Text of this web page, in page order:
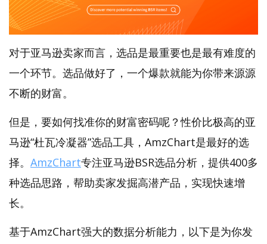
对于亚马逊卖家而言，选品是最重要也是最有难度的
一个环节。选品做好了，一个爆款就能为你带来源源
不断的财富。
但是，要如何找准你的财富密码呢？性价比极高的亚
马逊“杜瓦冷凝器”选品工具，AmzChart是最好的选
择。 AmzChart专注亚马逊BSR选品分析，提供400多
种选品思路，帮助卖家发掘高潜产品，实现快速增
长。
基于AmzChart强大的数据分析能力，以下是为你发